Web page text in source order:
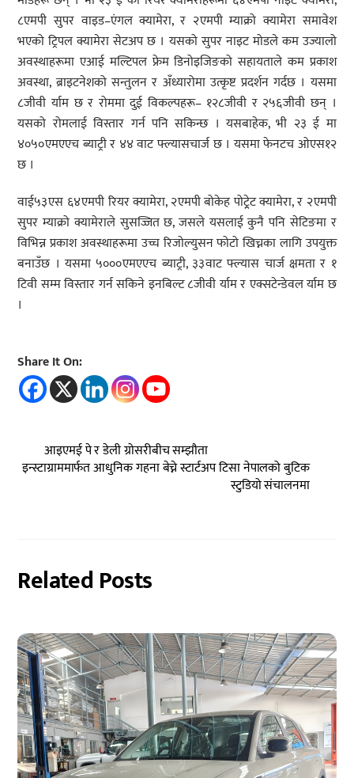
८एमपी सुपर वाइड–एंगल क्यामेरा, र २एमपी म्याक्रो क्यामेरा समावेश
भएको ट्रिपल क्यामेरा सेटअप छ । यसको सुपर नाइट मोडले कम उज्यालो
अवस्थाहरूमा एआई मल्टिपल फ्रेम डिनोइजिङको सहायताले कम प्रकाश
अवस्था, ब्राइटनेशको सन्तुलन र अँध्यारोमा उत्कृष्ट प्रदर्शन गर्दछ । यसमा
८जीवी र्याम छ र रोममा दुई विकल्पहरू– १२८जीवी र २५६जीवी छन् ।
यसको रोमलाई विस्तार गर्न पनि सकिन्छ । यसबाहेक, भी २३ ई मा
४०५०एमएएच ब्याट्री र ४४ वाट फ्ल्यासचार्ज छ । यसमा फेनटच ओएस१२
छ ।
वाई५३एस ६४एमपी रियर क्यामेरा, २एमपी बोकेह पोट्र्रेट क्यामेरा, र २एमपी
सुपर म्याक्रो क्यामेराले सुसज्जित छ, जसले यसलाई कुनै पनि सेटिङमा र
विभिन्न प्रकाश अवस्थाहरूमा उच्च रिजोल्युसन फोटो खिच्नका लागि उपयुक्त
बनाउँछ । यसमा ५०००एमएएच ब्याट्री, ३३वाट फ्ल्यास चार्ज क्षमता र १
टिवी सम्म विस्तार गर्न सकिने इनबिल्ट ८जीवी र्याम र एक्सटेन्डेवल र्याम छ
।
Share It On:
आइएमई पे र डेली ग्रोसरीबीच सम्झौता
इन्स्टाग्राममार्फत आधुनिक गहना बेच्ने स्टार्टअप टिसा नेपालको बुटिक
स्टुडियो संचालनमा
Related Posts